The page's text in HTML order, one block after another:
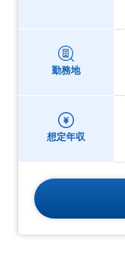
勤務地
想定年収